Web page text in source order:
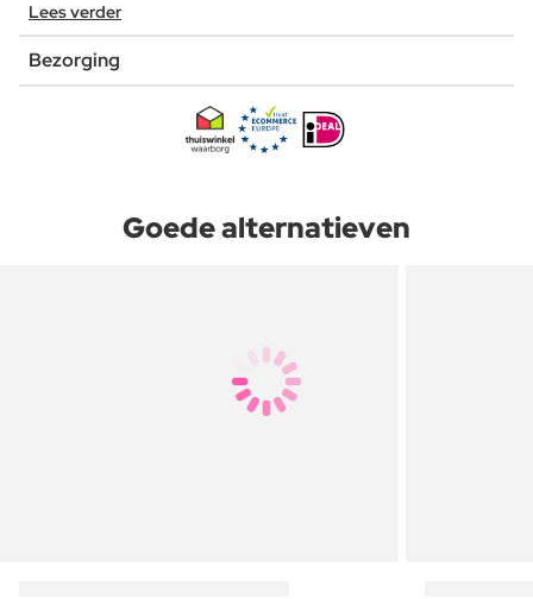
Lees verder
Bezorging
Goede alternatieven